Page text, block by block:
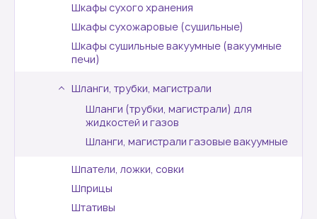
Шкафы сухого хранения
Шкафы сухожаровые (сушильные)
Шкафы сушильные вакуумные (вакуумные
печи)
Шланги, трубки, магистрали
Шланги (трубки, магистрали) для
жидкостей и газов
Шланги, магистрали газовые вакуумные
Шпатели, ложки, совки
Шприцы
Штативы